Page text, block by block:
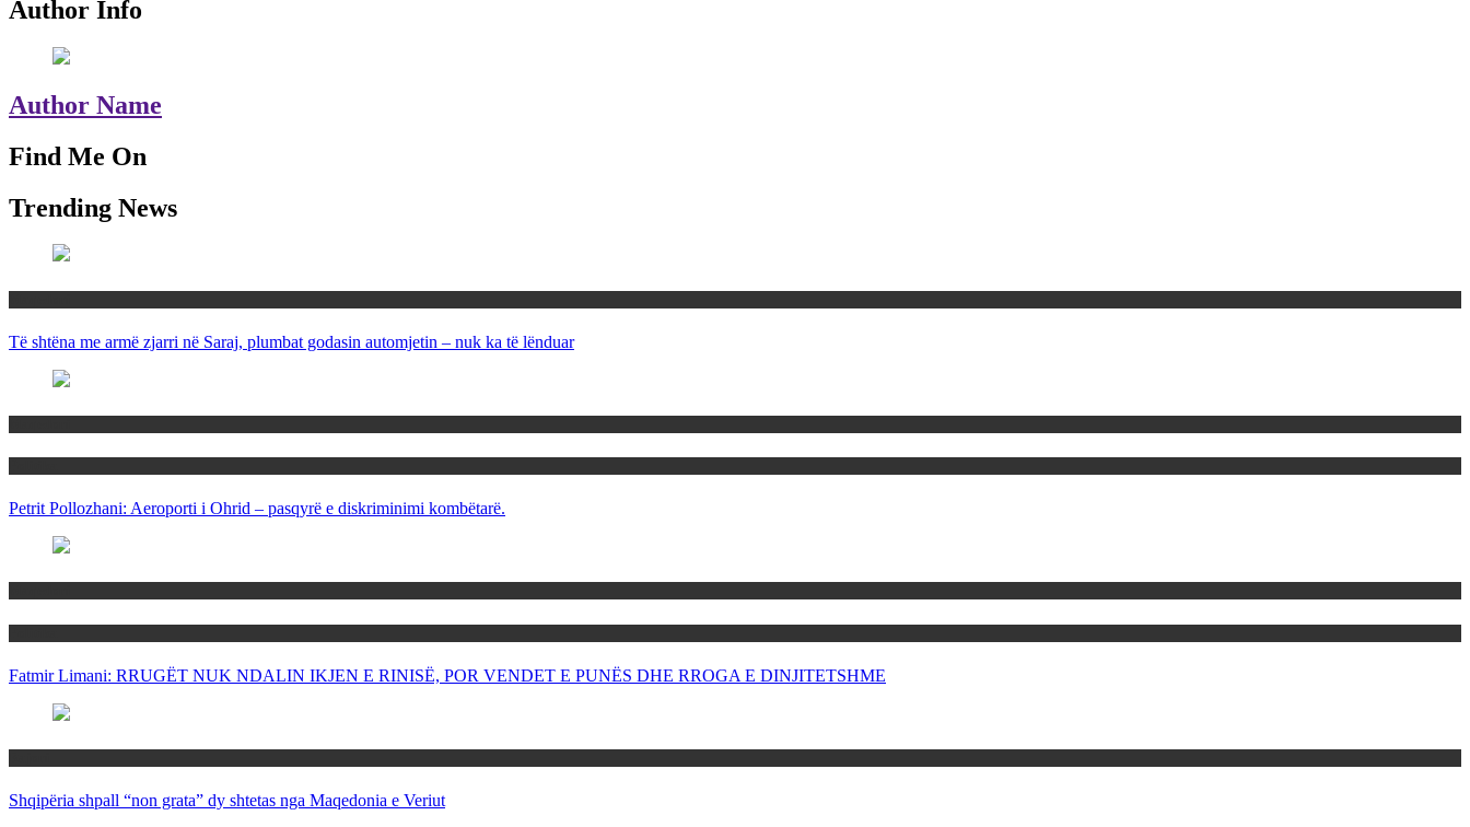
Author Info
Author Name
Find Me On
Trending News
Të shtëna me armë zjarri në Saraj, plumbat godasin automjetin – nuk ka të lënduar
Petrit Pollozhani: Aeroporti i Ohrid – pasqyrë e diskriminimi kombëtarë.
Fatmir Limani: RRUGËT NUK NDALIN IKJEN E RINISË, POR VENDET E PUNËS DHE RROGA E DINJITETSHME
Shqipëria shpall “non grata” dy shtetas nga Maqedonia e Veriut